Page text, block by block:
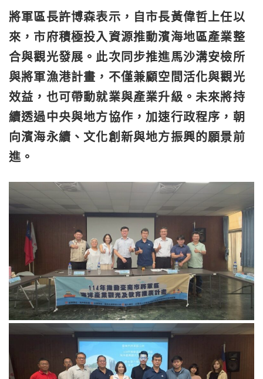
將軍區長許博森表示，自市長黃偉哲上任以
來，市府積極投入資源推動濱海地區產業整
合與觀光發展。此次同步推進馬沙溝安檢所
與將軍漁港計畫，不僅兼顧空間活化與觀光
效益，也可帶動就業與產業升級。未來將持
續透過中央與地方協作，加速行政程序，朝
向濱海永續、文化創新與地方振興的願景前
進。